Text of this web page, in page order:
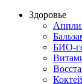
Здоровье
БИО-